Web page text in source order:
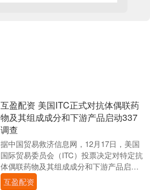
互盈配资 美国ITC正式对抗体偶联药
物及其组成成分和下游产品启动337
调查
据中国贸易救济信息网，12月17日，美国
国际贸易委员会（ITC）投票决定对特定抗
体偶联药物及其组成成分和下游产品启动
337调查。 2025年11月18日，美国A....
互盈配资